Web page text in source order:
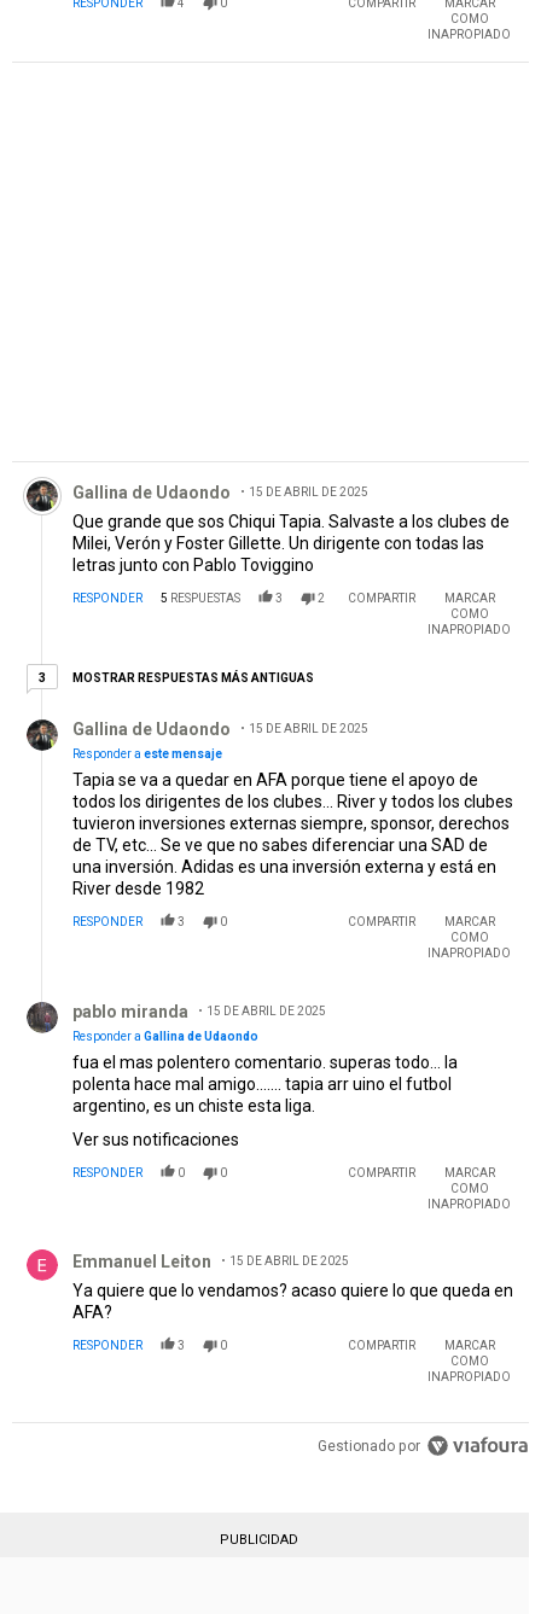
COMO
INAPROPIADO
Comentario de Gallina de Udaondo .
Gallina de Udaondo 15 DE ABRIL DE 2025
Que grande que sos Chiqui Tapia. Salvaste a los clubes de
Milei, Verón y Foster Gillette. Un dirigente con todas las
letras junto con Pablo Toviggino
RESPONDER 5 RESPUESTAS 3 2 COMPARTIR
MARCAR
COMO
INAPROPIADO
33 respuestas más antiguas
MOSTRAR RESPUESTAS MÁS ANTIGUAS
Gallina de Udaondo
15 DE ABRIL DE 2025
Responder a este mensaje
Tapia se va a quedar en AFA porque tiene el apoyo de
todos los dirigentes de los clubes... River y todos los clubes
tuvieron inversiones externas siempre, sponsor, derechos
de TV, etc... Se ve que no sabes diferenciar una SAD de
una inversión. Adidas es una inversión externa y está en
River desde 1982
RESPONDER 3 0 COMPARTIR
MARCAR
COMO
INAPROPIADO
pablo miranda
15 DE ABRIL DE 2025
Responder a Gallina de Udaondo
fua el mas polentero comentario. superas todo... la
polenta hace mal amigo....... tapia arr uino el futbol
argentino, es un chiste esta liga.
Ver sus notificaciones
RESPONDER 0 0 COMPARTIR
MARCAR
COMO
INAPROPIADO
Emmanuel Leiton 15 DE ABRIL DE 2025
Ya quiere que lo vendamos? acaso quiere lo que queda en
AFA?
RESPONDER 3 0 COMPARTIR
MARCAR
COMO
INAPROPIADO
Gestionado por
PUBLICIDAD